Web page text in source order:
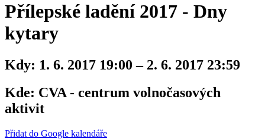
Přílepské ladění 2017 - Dny
kytary
Kdy: 1. 6. 2017 19:00 – 2. 6. 2017 23:59
Kde: CVA - centrum volnočasových
aktivit
Přidat do Google kalendáře